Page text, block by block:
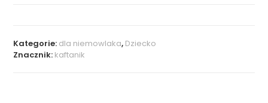
Kategorie: dla niemowlaka, Dziecko
Znacznik: kaftanik